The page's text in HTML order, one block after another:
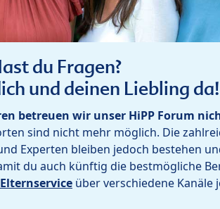
du Fragen?
und deinen Liebling da!
betreuen wir unser HiPP Forum
sind nicht mehr möglich. Die
Experten bleiben jedoch bestehen
du auch künftig die bestmögliche
über verschiedene Kanäle